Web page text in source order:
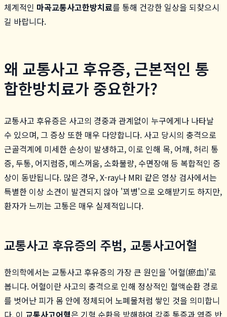
체계적인 마곡교통사고한방치료를 통해 건강한 일상을 되찾으시
길 바랍니다.
왜 교통사고 후유증, 근본적인 통
합한방치료가 중요한가?
교통사고 후유증은 사고의 경중과 관계없이 누구에게나 나타날
수 있으며, 그 증상 또한 매우 다양합니다. 사고 당시의 충격으로
근골격계에 미세한 손상이 발생하고, 이로 인해 목, 어깨, 허리 통
증, 두통, 어지럼증, 메스꺼움, 소화불량, 수면장애 등 복합적인 증
상이 동반됩니다. 많은 경우, X-ray나 MRI 같은 영상 검사에서는
특별한 이상 소견이 발견되지 않아 '꾀병'으로 오해받기도 하지만,
환자가 느끼는 고통은 매우 실제적입니다.
교통사고 후유증의 주범, 교통사고어혈
한의학에서는 교통사고 후유증의 가장 큰 원인을 '어혈(瘀血)'로
봅니다. 어혈이란 사고의 충격으로 인해 정상적인 혈액순환 경로
를 벗어난 피가 몸 안에 정체되어 노폐물처럼 쌓인 것을 의미합니
다. 이 교통사고어혈은 기혈 순환을 방해하여 각종 통증과 염증 반